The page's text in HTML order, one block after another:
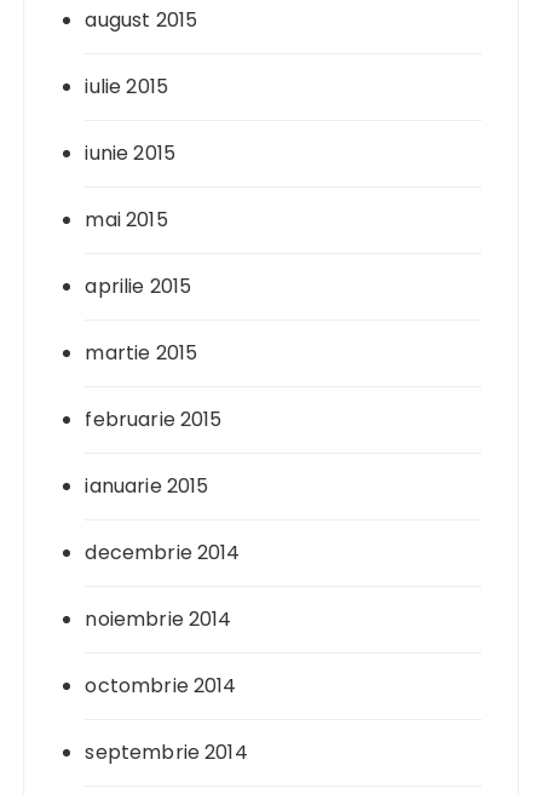
august 2015
iulie 2015
iunie 2015
mai 2015
aprilie 2015
martie 2015
februarie 2015
ianuarie 2015
decembrie 2014
noiembrie 2014
octombrie 2014
septembrie 2014